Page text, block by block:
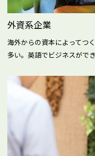
外資系企業
海外からの資本によってつ
多い。英語でビジネスがで